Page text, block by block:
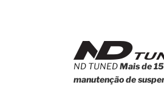
ND TUNEDMais de
manutenção de